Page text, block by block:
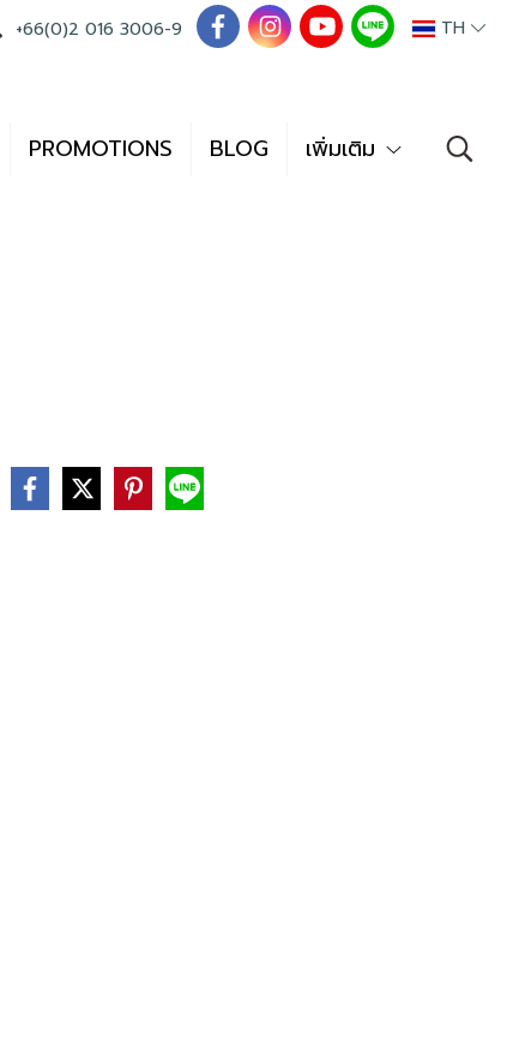
+66(0)2 016 3006-9 TH
PROMOTIONS BLOG เพิ่มเติม